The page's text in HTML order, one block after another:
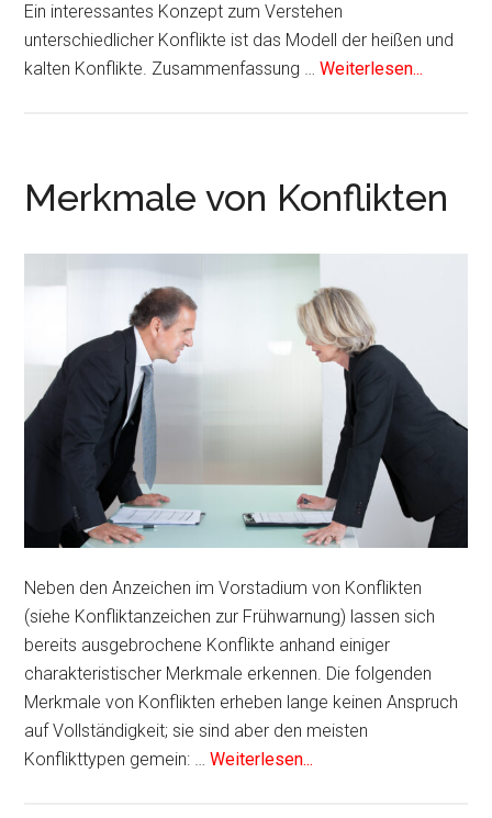
Ein interessantes Konzept zum Verstehen
unterschiedlicher Konflikte ist das Modell der heißen und
kalten Konflikte. Zusammenfassung …Weiterlesen...
Merkmale von Konflikten
Neben den Anzeichen im Vorstadium von Konflikten
(siehe Konfliktanzeichen zur Frühwarnung) lassen sich
bereits ausgebrochene Konflikte anhand einiger
charakteristischer Merkmale erkennen. Die folgenden
Merkmale von Konflikten erheben lange keinen Anspruch
auf Vollständigkeit; sie sind aber den meisten
Konflikttypen gemein: …Weiterlesen...